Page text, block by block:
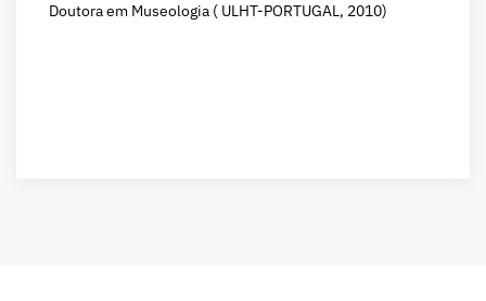
Doutora em Museologia ( ULHT-PORTUGAL, 2010)